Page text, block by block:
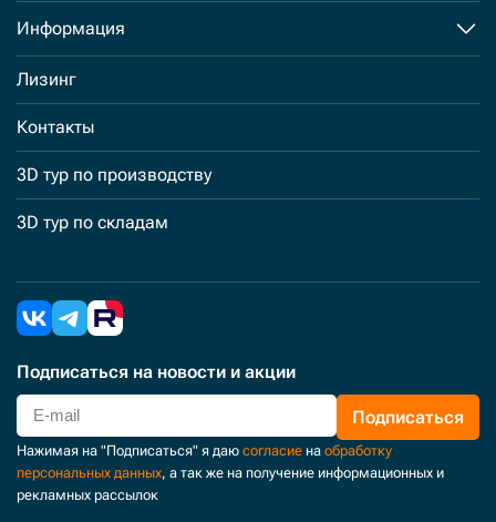
Информация
Лизинг
Контакты
3D тур по производству
3D тур по складам
Подписаться на новости и акции
Подписаться
Нажимая на "Подписаться" я даю согласие на обработку
персональных данных, а так же на получение информационных и
рекламных рассылок